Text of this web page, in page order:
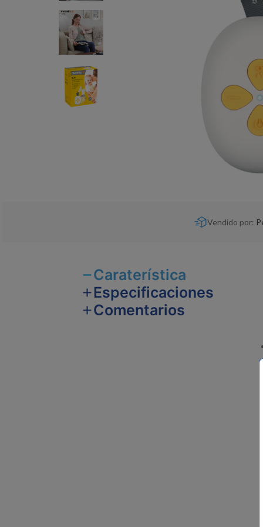
Vendido por:
Caraterística
Especificaciones
Comentarios